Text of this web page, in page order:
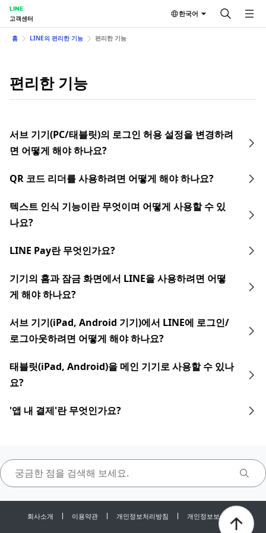
LINE
고객센터
한국어
홈 LINE의 편리한 기능 편리한 기능
편리한 기능
서브 기기(PC/태블릿)의 로그인 허용 설정을 변경하려
면 어떻게 해야 하나요?
QR 코드 리더를 사용하려면 어떻게 해야 하나요?
텍스트 인식 기능이란 무엇이며 어떻게 사용할 수 있
나요?
LINE Pay란 무엇인가요?
기기의 홈과 잠금 화면에서 LINE을 사용하려면 어떻
게 해야 하나요?
서브 기기(iPad, Android 기기)에서 LINE에 로그인/
로그아웃하려면 어떻게 해야 하나요?
태블릿(iPad, Android)을 메인 기기로 사용할 수 있나
요?
'앱 내 결제'란 무엇인가요?
회사소개 이용약관 개인정보처리방침 개인정보보호센터